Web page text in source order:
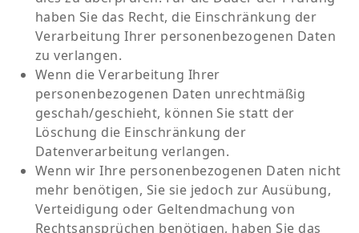
haben Sie das Recht, die Einschränkung der
Verarbeitung Ihrer personenbezogenen Daten
zu verlangen.
Wenn die Verarbeitung Ihrer
personenbezogenen Daten unrechtmäßig
geschah/geschieht, können Sie statt der
Löschung die Einschränkung der
Datenverarbeitung verlangen.
Wenn wir Ihre personenbezogenen Daten nicht
mehr benötigen, Sie sie jedoch zur Ausübung,
Verteidigung oder Geltendmachung von
Rechtsansprüchen benötigen, haben Sie das